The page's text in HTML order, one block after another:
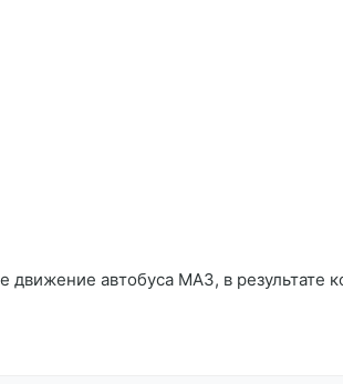
автобуса МАЗ, в результате